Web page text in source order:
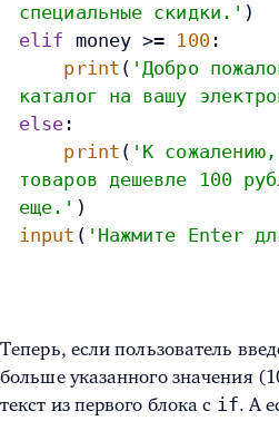
специальные скидки.'
elif money >= 100:
print ( 'Добро
каталог на вашу
else :
print ( 'К
товаров дешевле 100
еще.'
input ( 'Нажмите Enter
Теперь, если пользователь
больше указанного значения
текст из первого блока с if. А